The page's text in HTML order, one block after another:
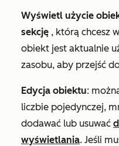
Wyświetl użycie
sekcję , którą chcesz
obiekt jest aktualnie
zasobu, aby przejść
Edycja obiektu:
liczbie pojedynczej,
dodawać lub usuwać
wyświetlania. Jeśli